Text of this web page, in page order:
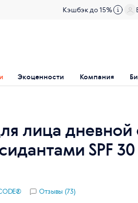
Кэшбэк до 15%
Экоценности Компания
лица дневной
SPF
Отзывы (73)